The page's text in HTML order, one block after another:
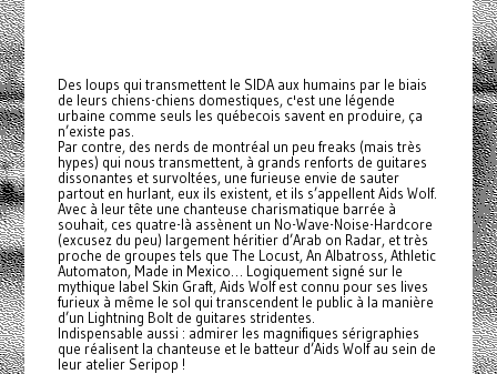
Des loups qui transmettent le SIDA aux humains par le biais
de leurs chiens-chiens domestiques, c'est une légende
urbaine comme seuls les québecois savent en produire, ça
n’existe pas.
Par contre, des nerds de montréal un peu freaks (mais très
hypes) qui nous transmettent, à grands renforts de guitares
dissonantes et survoltées, une furieuse envie de sauter
partout en hurlant, eux ils existent, et ils s’appellent Aids Wolf.
Avec à leur tête une chanteuse charismatique barrée à
souhait, ces quatre-là assènent un No-Wave-Noise-Hardcore
(excusez du peu) largement héritier d’Arab on Radar, et très
proche de groupes tels que The Locust, An Albatross, Athletic
Automaton, Made in Mexico… Logiquement signé sur le
mythique label Skin Graft, Aids Wolf est connu pour ses lives
furieux à même le sol qui transcendent le public à la manière
d’un Lightning Bolt de guitares stridentes.
Indispensable aussi : admirer les magnifiques sérigraphies
que réalisent la chanteuse et le batteur d’Aids Wolf au sein de
leur atelier Seripop !